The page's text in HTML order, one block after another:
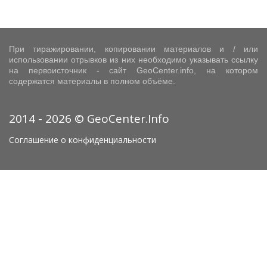
При тиражировании, копировании материалов и / или
использовании отрывков из них необходимо указывать ссылку
на первоисточник - сайт GeoCenter.info, на котором
содержатся материалы в полном объёме.
2014 - 2026 © GeoCenter.Info
Соглашение о конфиденциальности